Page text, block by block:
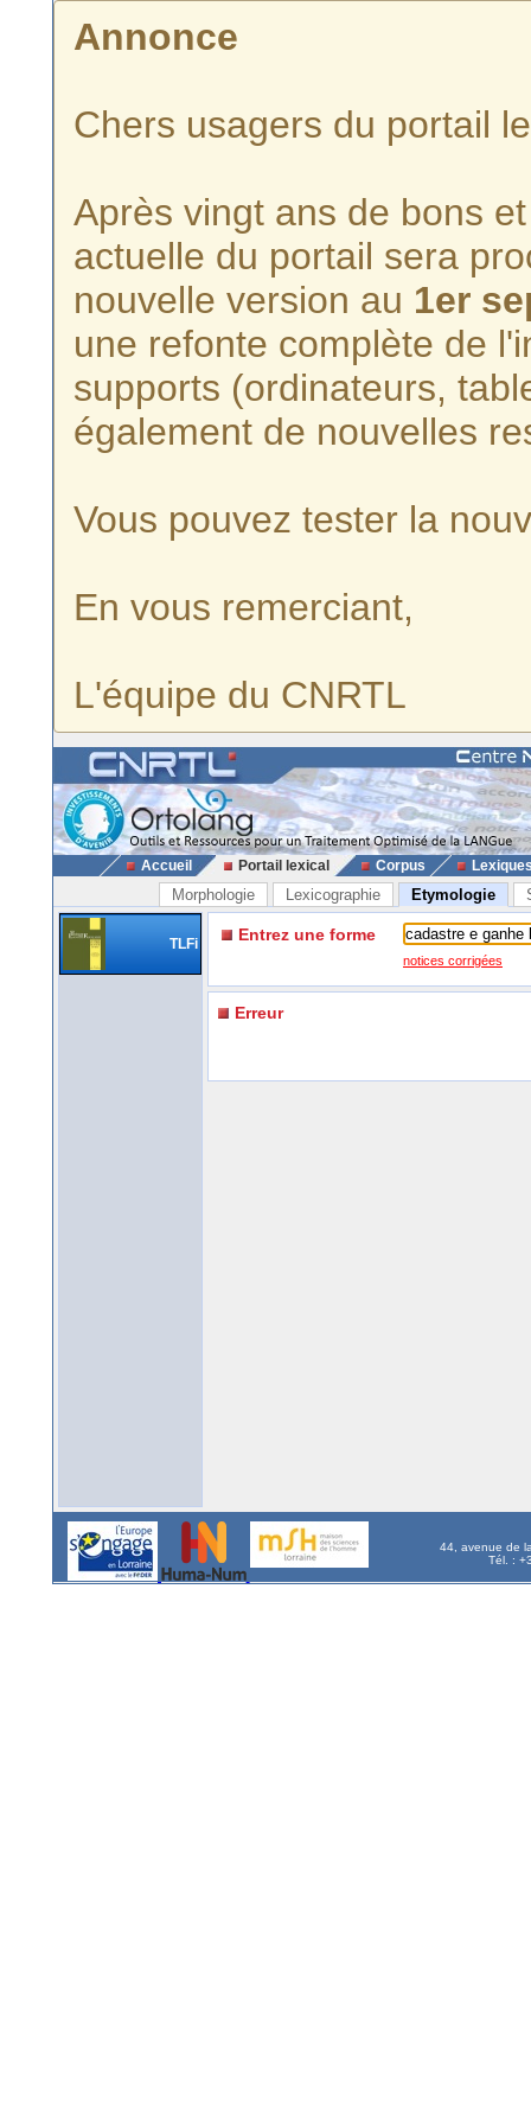
Annonce
Chers usagers du portail
Après vingt ans de bons
actuelle du portail sera
nouvelle version au 1er
une refonte complète de
supports (ordinateurs,
également de nouvelles
Vous pouvez tester la
En vous remerciant,
L'équipe du CNRTL
Accueil Portail lexical Corpus
Morphologie Lexicographie Etymologie
TLFi Entrez une forme
notices corrigées
Erreur
44, avenue de
Tél. :